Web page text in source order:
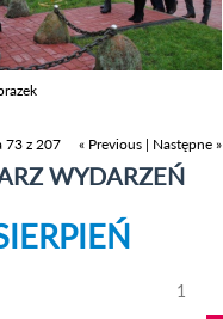
73 z 207
« Previous | Następne »
WYDARZEŃ
do
1